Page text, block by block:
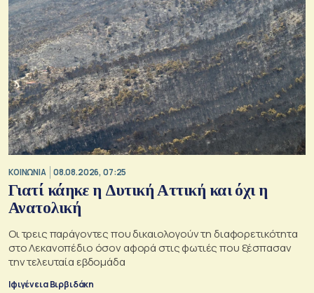
ΚΟΙΝΩΝΙΑ 08.08.2026, 07:25
Γιατί κάηκε η Δυτική Αττική και όχι η
Ανατολική
Oι τρεις παράγοντες που δικαιολογούν τη διαφορετικότητα
στο Λεκανοπέδιο όσον αφορά στις φωτιές που ξέσπασαν
την τελευταία εβδομάδα
Ιφιγένεια Βιρβιδάκη